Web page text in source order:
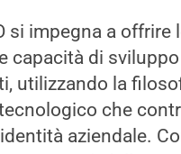
si impegna a offrire
capacità di
utilizzando la
che
aziendale.